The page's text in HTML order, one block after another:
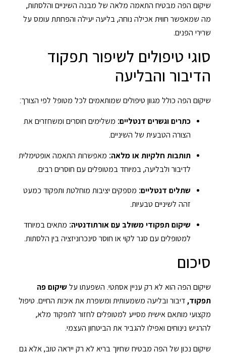
שיקום הפה מבטיח התאמה מלאה של מבנה השיניים והלסתות,
מה שמאפשר חווית אכילה נוחה, בליעה יעילה והפחתת עומס על
שרירי הפנים.
סוגי טיפולים לשיפור תפקוד
הדיבור והבליעה
שיקום הפה כולל מגוון טיפולים שמותאמים לכל מטופל לפי הצורך:
כתרים וגשרים דנטליים: משלימים חוסרים ומשחזרים את
הצורה הטבעית של השיניים.
תותבות חלקיות או מלאה: מאפשרות התאמה אופטימלית
לדיבור ולבליעה, במיוחד במטופלים עם חוסרים רבים.
שתלים דנטליים: מספקים יציבות מוחלטת ותפקוד כמעט
זהה לשיניים טבעיות.
שיקום תפקודי משולב עם אורתודנטיה: מתאים במיוחד
למטופלים עם סגר לקוי או חוסר סינכרוניזציה בין הלסתות.
סיכום
שיקום הפה הוא לא רק עניין אסתטי. השפעתו על שיקום פה
תפקוד, דיבור ובליעה משמעותית ומשפרת את איכות החיים. טיפול
מקצועי מותאם אישית מסייע למטופלים לחזור לתפקוד מלא,
להרגיש נינוחים ואפילו להגביר את הביטחון העצמי.
שיקום נכון של הפה מבטיח שחיוך בריא לא רק ייראה טוב, אלא גם